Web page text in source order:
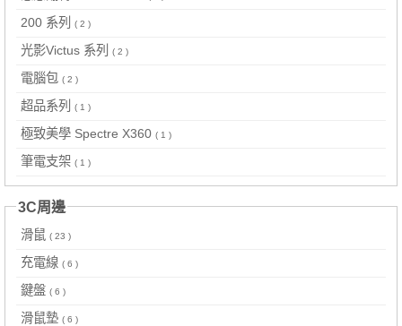
200 系列 ( 2 )
光影Victus 系列 ( 2 )
電腦包 ( 2 )
超品系列 ( 1 )
極致美學 Spectre X360 ( 1 )
筆電支架 ( 1 )
3C周邊
滑鼠 ( 23 )
充電線 ( 6 )
鍵盤 ( 6 )
滑鼠墊 ( 6 )